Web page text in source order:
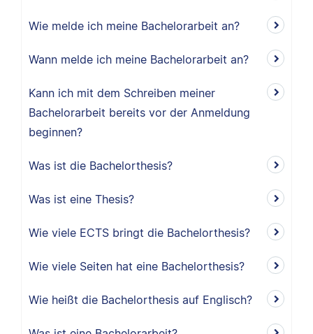
Wie melde ich meine Bachelorarbeit an?
Wann melde ich meine Bachelorarbeit an?
Kann ich mit dem Schreiben meiner
Bachelorarbeit bereits vor der Anmeldung
beginnen?
Was ist die Bachelorthesis?
Was ist eine Thesis?
Wie viele ECTS bringt die Bachelorthesis?
Wie viele Seiten hat eine Bachelorthesis?
Wie heißt die Bachelorthesis auf Englisch?